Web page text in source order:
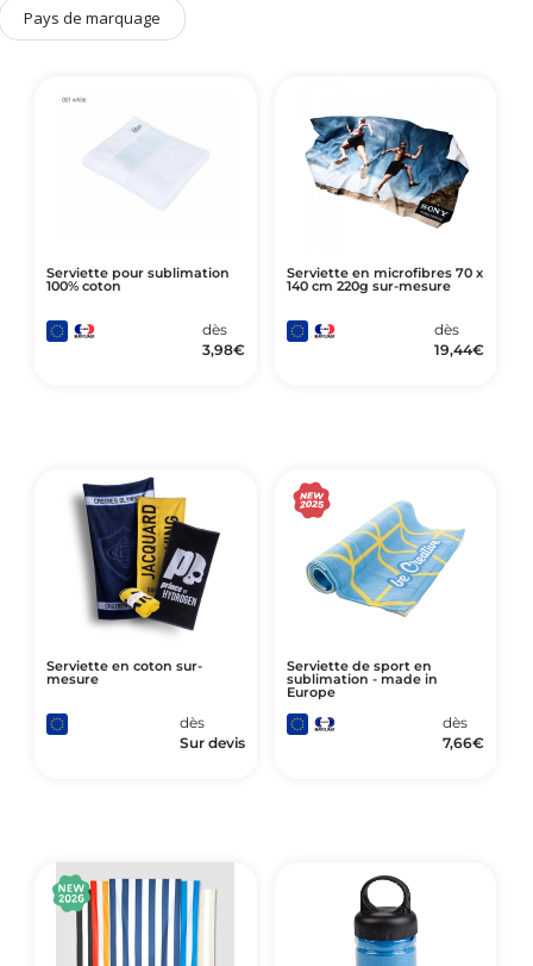
Art de Vivre à la Française
Bien être & Sécurité
Sports, loisirs & jouets
PLV & Mobiliers Pub
Temps Forts de l'Année
Evénement Entreprise
Pays de marquage
Serviette pour sublimation
100% coton
dès
3,98€
Serviette en microfibres 70 x
140 cm 220g sur-mesure
dès
19,44€
Serviette en coton sur-
mesure
dès
Sur devis
Serviette de sport en
sublimation - made in
Europe
dès
7,66€